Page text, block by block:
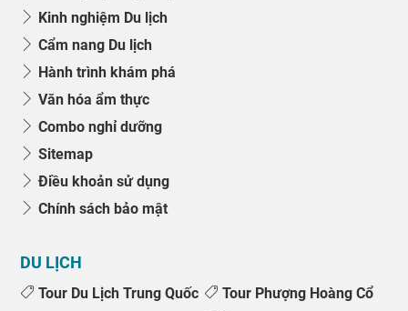
Kinh nghiệm Du lịch
Cẩm nang Du lịch
Hành trình khám phá
Văn hóa ẩm thực
Combo nghỉ dưỡng
Sitemap
Điều khoản sử dụng
Chính sách bảo mật
DU LỊCH
Tour Du Lịch Trung Quốc
Tour Phượng Hoàng Cổ